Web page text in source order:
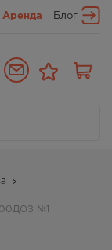
Аренда Блог
№1